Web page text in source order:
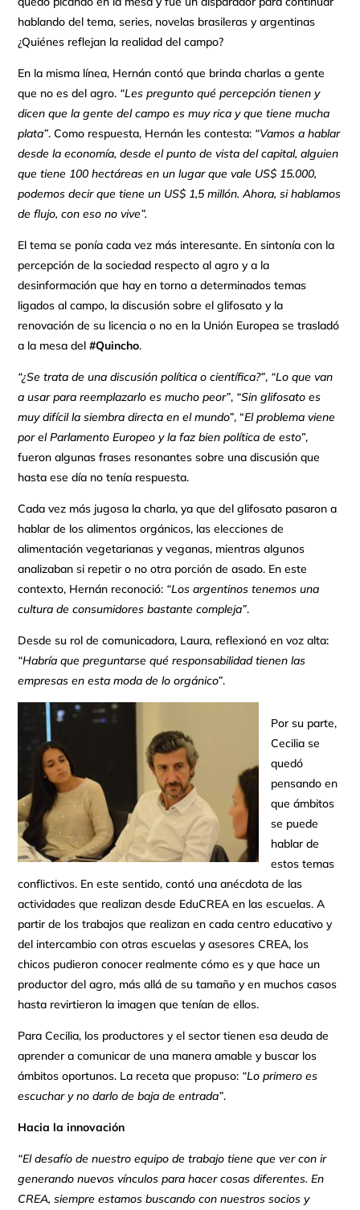
hablando del tema, series, novelas brasileras y argentinas
¿Quiénes reflejan la realidad del campo?
En la misma línea, Hernán contó que brinda charlas a gente
que no es del agro. “Les pregunto qué percepción tienen y
dicen que la gente del campo es muy rica y que tiene mucha
plata”. Como respuesta, Hernán les contesta: “Vamos a hablar
desde la economía, desde el punto de vista del capital, alguien
que tiene 100 hectáreas en un lugar que vale US$ 15.000,
podemos decir que tiene un US$ 1,5 millón. Ahora, si hablamos
de flujo, con eso no vive”.
El tema se ponía cada vez más interesante. En sintonía con la
percepción de la sociedad respecto al agro y a la
desinformación que hay en torno a determinados temas
ligados al campo, la discusión sobre el glifosato y la
renovación de su licencia o no en la Unión Europea se trasladó
a la mesa del#Quincho.
“¿Se trata de una discusión política o científica?”, “Lo que van
a usar para reemplazarlo es mucho peor”, “Sin glifosato es
muy difícil la siembra directa en el mundo”, “El problema viene
por el Parlamento Europeo y la faz bien política de esto”,
fueron algunas frases resonantes sobre una discusión que
hasta ese día no tenía respuesta.
Cada vez más jugosa la charla, ya que del glifosato pasaron a
hablar de los alimentos orgánicos, las elecciones de
alimentación vegetarianas y veganas, mientras algunos
analizaban si repetir o no otra porción de asado. En este
contexto, Hernán reconoció: “Los argentinos tenemos una
cultura de consumidores bastante compleja”.
Desde su rol de comunicadora, Laura, reflexionó en voz alta:
“Habría que preguntarse qué responsabilidad tienen las
empresas en esta moda de lo orgánico”.
Por su parte,
Cecilia se
quedó
pensando en
que ámbitos
se puede
hablar de
estos temas
conflictivos. En este sentido, contó una anécdota de las
actividades que realizan desde EduCREA en las escuelas. A
partir de los trabajos que realizan en cada centro educativo y
del intercambio con otras escuelas y asesores CREA, los
chicos pudieron conocer realmente cómo es y que hace un
productor del agro, más allá de su tamaño y en muchos casos
hasta revirtieron la imagen que tenían de ellos.
Para Cecilia, los productores y el sector tienen esa deuda de
aprender a comunicar de una manera amable y buscar los
ámbitos oportunos. La receta que propuso: “Lo primero es
escuchar y no darlo de baja de entrada”.
Hacia la innovación
“El desafío de nuestro equipo de trabajo tiene que ver con ir
generando nuevos vínculos para hacer cosas diferentes. En
CREA, siempre estamos buscando con nuestros socios y